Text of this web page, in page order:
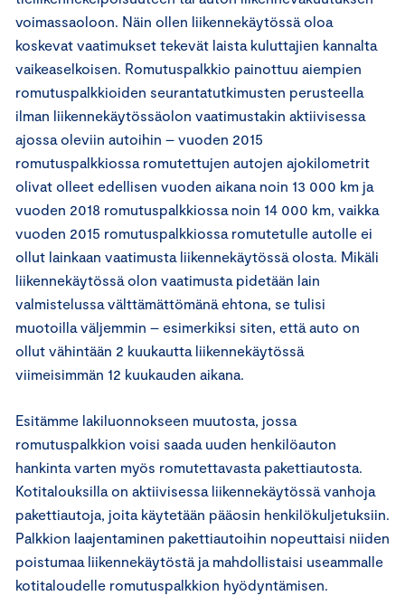
voimassaoloon. Näin ollen liikennekäytössä oloa
koskevat vaatimukset tekevät laista kuluttajien kannalta
vaikeaselkoisen. Romutuspalkkio painottuu aiempien
romutuspalkkioiden seurantatutkimusten perusteella
ilman liikennekäytössäolon vaatimustakin aktiivisessa
ajossa oleviin autoihin – vuoden 2015
romutuspalkkiossa romutettujen autojen ajokilometrit
olivat olleet edellisen vuoden aikana noin 13 000 km ja
vuoden 2018 romutuspalkkiossa noin 14 000 km, vaikka
vuoden 2015 romutuspalkkiossa romutetulle autolle ei
ollut lainkaan vaatimusta liikennekäytössä olosta. Mikäli
liikennekäytössä olon vaatimusta pidetään lain
valmistelussa välttämättömänä ehtona, se tulisi
muotoilla väljemmin – esimerkiksi siten, että auto on
ollut vähintään 2 kuukautta liikennekäytössä
viimeisimmän 12 kuukauden aikana.
Esitämme lakiluonnokseen muutosta, jossa
romutuspalkkion voisi saada uuden henkilöauton
hankinta varten myös romutettavasta pakettiautosta.
Kotitalouksilla on aktiivisessa liikennekäytössä vanhoja
pakettiautoja, joita käytetään pääosin henkilökuljetuksiin.
Palkkion laajentaminen pakettiautoihin nopeuttaisi niiden
poistumaa liikennekäytöstä ja mahdollistaisi useammalle
kotitaloudelle romutuspalkkion hyödyntämisen.